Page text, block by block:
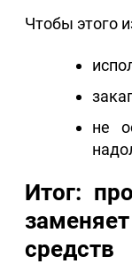
Чтобы этого
не
Итог:
средств